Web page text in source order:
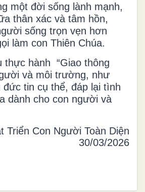
một đời sống lành mạnh,
thân xác và tâm hồn,
sống trọn vẹn hơn
làm con Thiên Chúa.
thực hành “Giao thông
và môi trường, như
đức tin cụ thể, đáp lại tình
dành cho con người và
Triển Con Người Toàn Diện
30/03/2026